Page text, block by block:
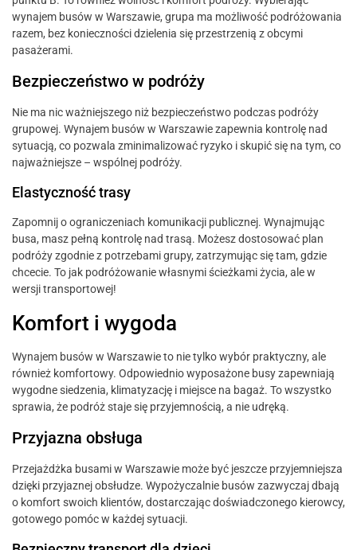
wynajem busów w Warszawie, grupa ma możliwość podróżowania
razem, bez konieczności dzielenia się przestrzenią z obcymi
pasażerami.
Bezpieczeństwo w podróży
Nie ma nic ważniejszego niż bezpieczeństwo podczas podróży
grupowej. Wynajem busów w Warszawie zapewnia kontrolę nad
sytuacją, co pozwala zminimalizować ryzyko i skupić się na tym, co
najważniejsze – wspólnej podróży.
Elastyczność trasy
Zapomnij o ograniczeniach komunikacji publicznej. Wynajmując
busa, masz pełną kontrolę nad trasą. Możesz dostosować plan
podróży zgodnie z potrzebami grupy, zatrzymując się tam, gdzie
chcecie. To jak podróżowanie własnymi ścieżkami życia, ale w
wersji transportowej!
Komfort i wygoda
Wynajem busów w Warszawie to nie tylko wybór praktyczny, ale
również komfortowy. Odpowiednio wyposażone busy zapewniają
wygodne siedzenia, klimatyzację i miejsce na bagaż. To wszystko
sprawia, że podróż staje się przyjemnością, a nie udręką.
Przyjazna obsługa
Przejażdżka busami w Warszawie może być jeszcze przyjemniejsza
dzięki przyjaznej obsłudze. Wypożyczalnie busów zazwyczaj dbają
o komfort swoich klientów, dostarczając doświadczonego kierowcy,
gotowego pomóc w każdej sytuacji.